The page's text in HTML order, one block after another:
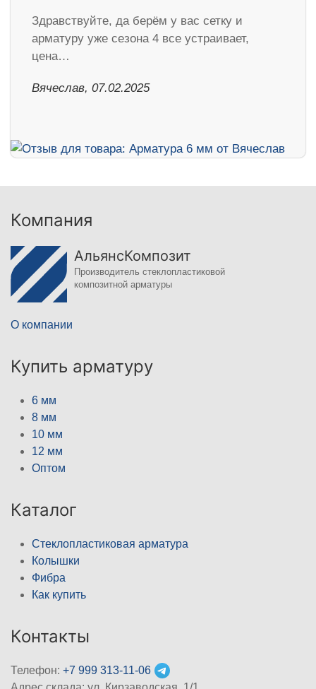
Здравствуйте, да берём у вас сетку и
арматуру уже сезона 4 все устраивает,
цена…
Вячеслав, 07.02.2025
Компания
АльянсКомпозит
Производитель стеклопластиковой
композитной арматуры
О компании
Купить арматуру
6 мм
8 мм
10 мм
12 мм
Оптом
Каталог
Стеклопластиковая арматура
Колышки
Фибра
Как купить
Контакты
Телефон: +7 999 313-11-06